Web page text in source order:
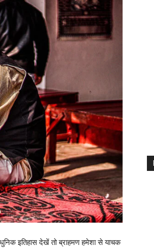
इतिहास देखें तो ब्राहमण हमेशा से याचक